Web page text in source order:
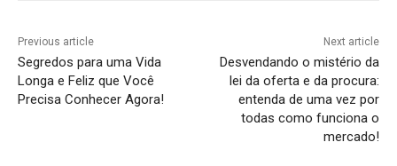
Previous article
Segredos para uma Vida
Longa e Feliz que Você
Precisa Conhecer Agora!
Next article
Desvendando o mistério da
lei da oferta e da procura:
entenda de uma vez por
todas como funciona o
mercado!